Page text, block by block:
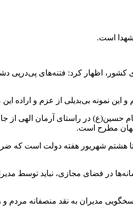
شهدا است.
اظهار کرد: فتنه‌های پی‌درپی
این نمونه‌ بی‌بدیلی از عزم و اراده‌
حسین(ع) در راستای آرمان الهی از
جهان مطرح است.
تا هشتم شهریور هفته‌ دولت است که
در فضای مجازی، نباید توسط
مدیران به نقد منصفانه‌ مردم